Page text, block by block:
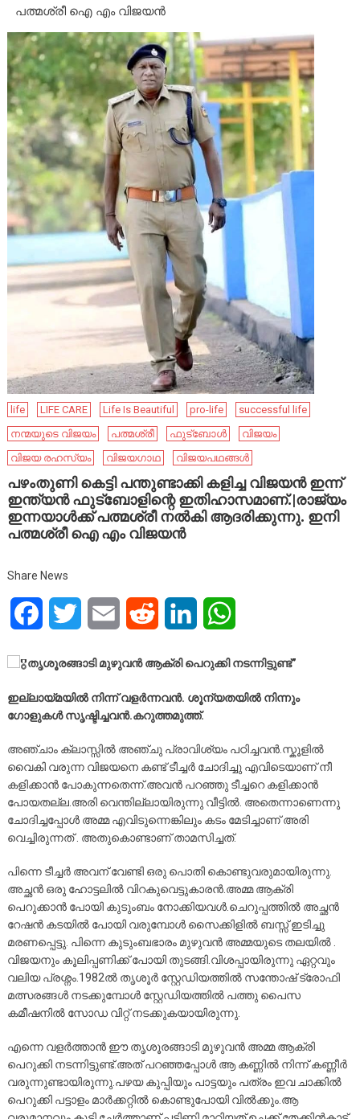
പത്മശ്രീ ഐ എം വിജയൻ
life LIFE CARE Life Is Beautiful pro-life
successful life
നന്മയുടെ വിജയം
പത്മശ്രീ ഫുട്ബോൾ
വിജയം
വിജയ രഹസ്യം
വിജയഗാഥ വിജയപഥങ്ങൾ
പഴംതുണി കെട്ടി പന്തുണ്ടാക്കി കളിച്ച വിജയൻ ഇന്ന്
ഇന്ത്യൻ ഫുട്ബോളിന്റെ ഇതിഹാസമാണ്.|രാജ്യം
ഇന്നയാൾക്ക് പത്മശ്രീ നൽകി ആദരിക്കുന്നു. ഇനി
പത്മശ്രീ ഐ എം വിജയൻ
Share News
FacebookTwitter Email Reddit LinkedIn
തൃശൂരങ്ങാടി മുഴുവൻ ആക്രി പെറുക്കി നടന്നിട്ടുണ്ട്”
ഇല്ലായ്മയിൽ നിന്ന് വളർന്നവൻ. ശൂന്യതയിൽ നിന്നും
ഗോളുകൾ സൃഷ്ടിച്ചവൻ.കറുത്തമുത്ത്.
അഞ്ചാം ക്ലാസ്സിൽ അഞ്ചു പ്രാവിശ്യം പഠിച്ചവൻ.സ്കൂളിൽ
വൈകി വരുന്ന വിജയനെ കണ്ട് ടീച്ചർ ചോദിച്ചു എവിടെയാണ് നീ
കളിക്കാൻ പോകുന്നതെന്ന്.അവൻ പറഞ്ഞു ടീച്ചറെ കളിക്കാൻ
പോയതല്ല.അരി വെന്തില്ലായിരുന്നു വീട്ടിൽ. അതെന്നാണെന്നു
ചോദിച്ചപ്പോൾ അമ്മ എവിടുന്നെങ്കിലും കടം മേടിച്ചാണ് അരി
വെച്ചിരുന്നത് . അതുകൊണ്ടാണ് താമസിച്ചത്.
പിന്നെ ടീച്ചർ അവന് വേണ്ടി ഒരു പൊതി കൊണ്ടുവരുമായിരുന്നു.
അച്ഛൻ ഒരു ഹോട്ടലിൽ വിറകുവെട്ടുകാരൻ.അമ്മ ആക്രി
പെറുക്കാൻ പോയി കുടുംബം നോക്കിയവൾ.ചെറുപ്പത്തിൽ അച്ഛൻ
റേഷൻ കടയിൽ പോയി വരുമ്പോൾ സൈക്കിളിൽ ബസ്സ് ഇടിച്ചു
മരണപ്പെട്ടു. പിന്നെ കുടുംബഭാരം മുഴുവൻ അമ്മയുടെ തലയിൽ .
വിജയനും കൂലിപ്പണിക്ക് പോയി തുടങ്ങി.വിശപ്പായിരുന്നു ഏറ്റവും
വലിയ പ്രശ്നം.1982ല്‍ തൃശൂർ സ്റ്റേഡിയത്തില്‍ സന്തോഷ് ട്രോഫി
മത്സരങ്ങൾ നടക്കുമ്പോള്‍ സ്റ്റേഡിയത്തില്‍ പത്തു പൈസ
കമീഷനിൽ സോഡ വിറ്റ് നടക്കുകയായിരുന്നു.
എന്നെ വളർത്താൻ ഈ തൃശൂരങ്ങാടി മുഴുവൻ അമ്മ ആക്രി
പെറുക്കി നടന്നിട്ടുണ്ട്.അത് പറഞ്ഞപ്പോൾ ആ കണ്ണിൽ നിന്ന് കണ്ണീർ
വരുന്നുണ്ടായിരുന്നു.പഴയ കുപ്പിയും പാട്ടയും പത്രം ഇവ ചാക്കിൽ
പെറുക്കി പട്ടാളം മാർക്കറ്റിൽ കൊണ്ടുപോയി വിൽക്കും.ആ